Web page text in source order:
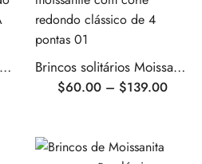
Brincos de pino com moissanita de corte redondo e cravação em bisel. Brincos solitários Moissanite clássicos com corte redondo de 4 pontas
$60.00 – $139.00